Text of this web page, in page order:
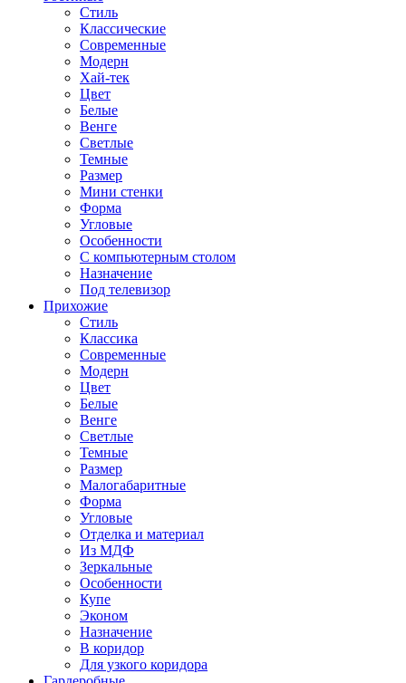
Стиль
Классические
Современные
Модерн
Хай-тек
Цвет
Белые
Венге
Светлые
Темные
Размер
Мини стенки
Форма
Угловые
Особенности
С компьютерным столом
Назначение
Под телевизор
Прихожие
Стиль
Классика
Современные
Модерн
Цвет
Белые
Венге
Светлые
Темные
Размер
Малогабаритные
Форма
Угловые
Отделка и материал
Из МДФ
Зеркальные
Особенности
Купе
Эконом
Назначение
В коридор
Для узкого коридора